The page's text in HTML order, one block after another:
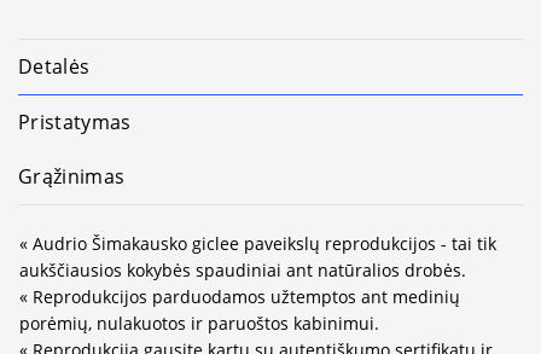
Detalės
Pristatymas
Grąžinimas
« Audrio Šimakausko giclee paveikslų reprodukcijos - tai tik
aukščiausios kokybės spaudiniai ant natūralios drobės.
« Reprodukcijos parduodamos užtemptos ant medinių
porėmių, nulakuotos ir paruoštos kabinimui.